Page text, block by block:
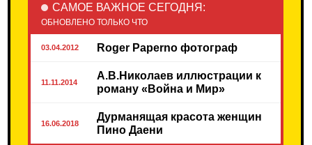
САМОЕ ВАЖНОЕ СЕГОДНЯ:
ОБНОВЛЕНО ТОЛЬКО ЧТО
03.04.2012 Roger Paperno фотограф
11.11.2014
А.В.Николаев иллюстрации к
роману «Война и Мир»
16.06.2018
Дурманящая красота женщин
Пино Даени